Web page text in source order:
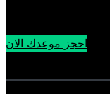
احجز موعدك الان